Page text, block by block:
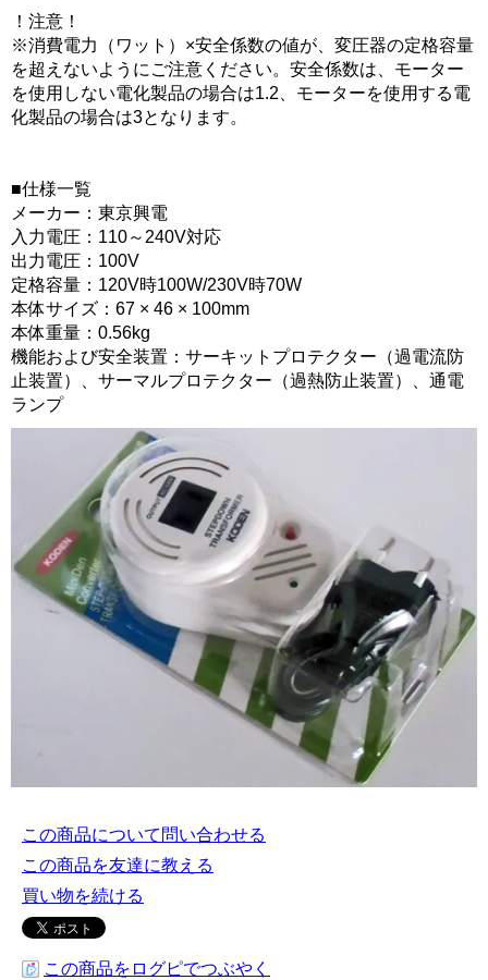
！注意！
※消費電力（ワット）×安全係数の値が、変圧器の定格容量
を超えないようにご注意ください。安全係数は、モーター
を使用しない電化製品の場合は1.2、モーターを使用する電
化製品の場合は3となります。
■仕様一覧
メーカー：東京興電
入力電圧：110～240V対応
出力電圧：100V
定格容量：120V時100W/230V時70W
本体サイズ：67 × 46 × 100mm
本体重量：0.56kg
機能および安全装置：サーキットプロテクター（過電流防
止装置）、サーマルプロテクター（過熱防止装置）、通電
ランプ
この商品について問い合わせる
この商品を友達に教える
買い物を続ける
この商品をログピでつぶやく